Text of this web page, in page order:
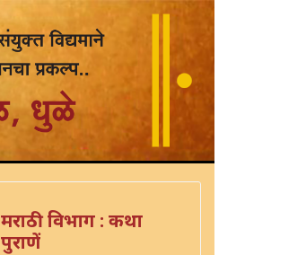
मराठी विभाग : कथा
पुराणें